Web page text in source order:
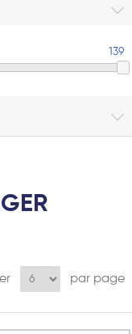
139
par page